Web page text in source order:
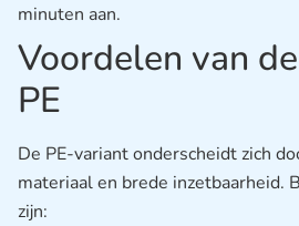
minuten aan.
Voordelen van
PE
De PE-variant onderscheidt zich
materiaal en brede inzetbaarheid.
zijn: